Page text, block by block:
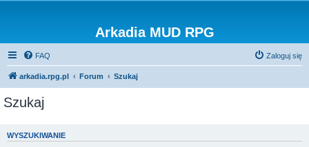
Arkadia MUD RPG
FAQ Zaloguj się
arkadia.rpg.pl Forum Szukaj
Szukaj
WYSZUKIWANIE